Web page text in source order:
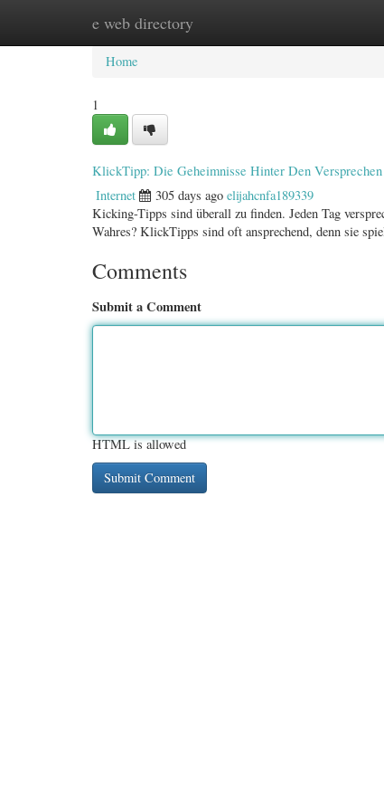
e web directory
Home New Site Listings
Home
1
KlickTipp: Die Geheimnisse Hinter Den Versprechen
Internet 305 days ago elijahcnfa189339
Kicking-Tipps sind überall zu finden. Jeden Tag
Wahres? KlickTipps sind oft ansprechend, denn sie
Comments
Submit a Comment
HTML is allowed